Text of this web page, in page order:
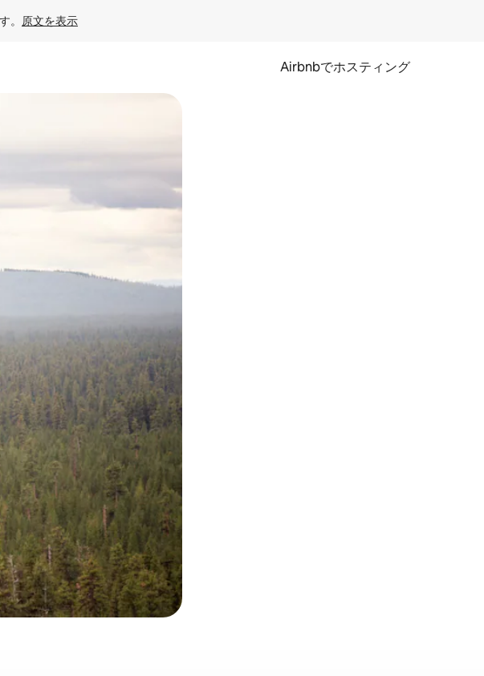
。 原文を表示
Airbnbでホスティング
索結果を確認することができます。